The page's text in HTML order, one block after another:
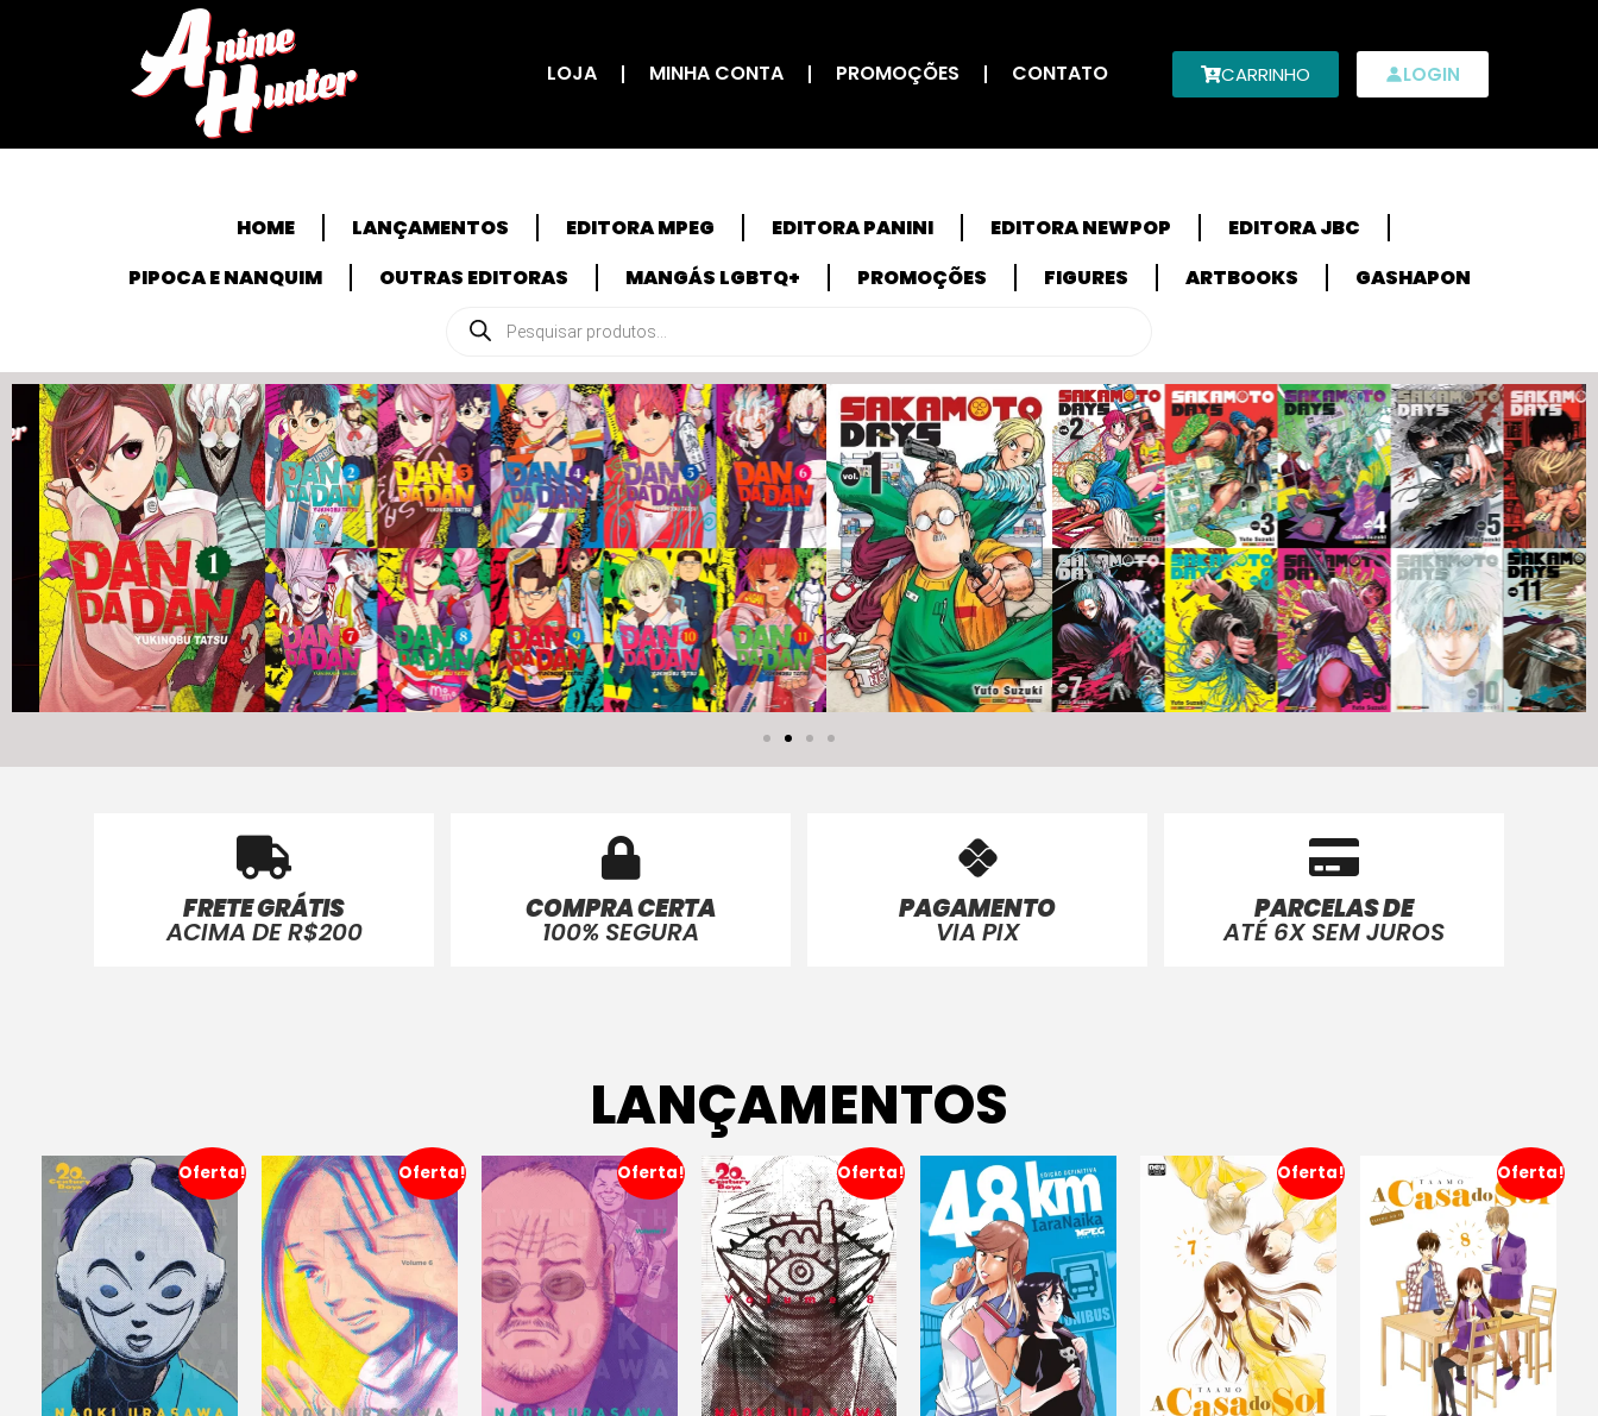
LOJA MINHA CONTA PROMOÇÕES CONTATO CARRINHO LOGIN
HOME LANÇAMENTOS EDITORA MPEG EDITORA PANINI EDITORA NEWPOP
EDITORA JBC
PIPOCA E NANQUIM
OUTRAS EDITORAS MANGÁS LGBTQ+ PROMOÇÕES FIGURES ARTBOOKS GASHAPON
FRETE GRÁTIS
ACIMA DE R$200
COMPRA CERTA
100% SEGURA
PAGAMENTO
VIA PIX
PARCELAS DE
ATÉ 6X SEM JUROS
LANÇAMENTOS
Oferta! Oferta! Oferta! Oferta! Oferta! Oferta!